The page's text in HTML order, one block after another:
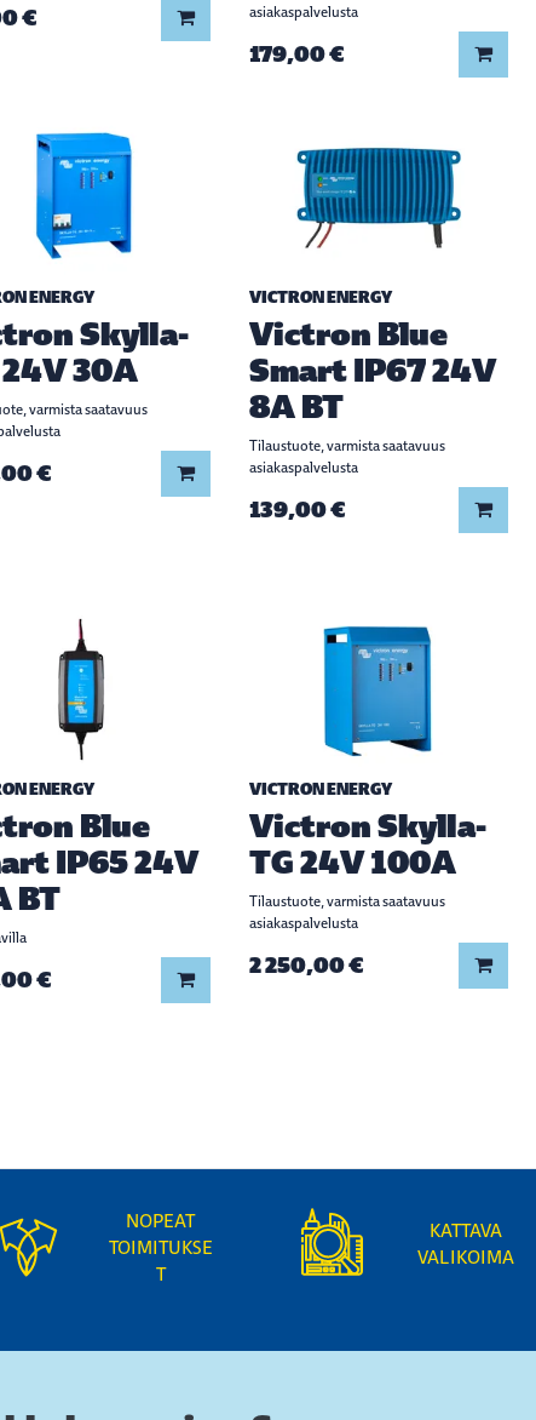
€ Lisää koriinasiakaspalvelusta
179,00 €
ENERGY
Skylla-
30A
varmista saatavuus
€ Lisää koriin
VICTRON ENERGY
Victron Blue
Smart IP67 24V
8A BT
Tilaustuote, varmista saatavuus
asiakaspalvelusta
139,00 €
ENERGY
Blue
IP65 24V
BT
€ Lisää koriin
VICTRON ENERGY
Victron Skylla-
TG 24V 100A
Tilaustuote, varmista saatavuus
asiakaspalvelusta
2 250,00 €
NOPEAT
TOIMITUKSE
T
KATTAVA
VALIKOIMA